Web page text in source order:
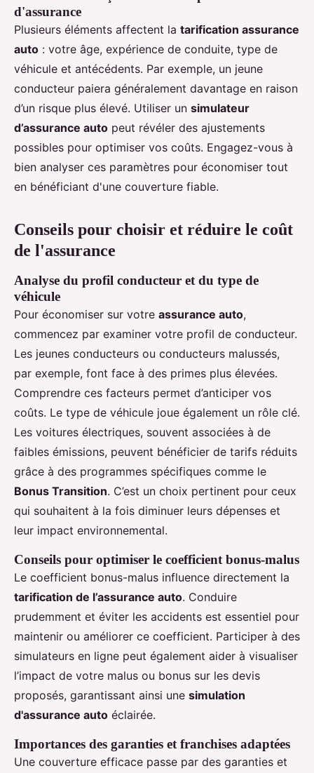
d'assurance
Plusieurs éléments affectent la tarification assurance
auto : votre âge, expérience de conduite, type de
véhicule et antécédents. Par exemple, un jeune
conducteur paiera généralement davantage en raison
d’un risque plus élevé. Utiliser un simulateur
d’assurance auto peut révéler des ajustements
possibles pour optimiser vos coûts. Engagez-vous à
bien analyser ces paramètres pour économiser tout
en bénéficiant d'une couverture fiable.
Conseils pour choisir et réduire le coût
de l'assurance
Analyse du profil conducteur et du type de
véhicule
Pour économiser sur votre assurance auto,
commencez par examiner votre profil de conducteur.
Les jeunes conducteurs ou conducteurs malussés,
par exemple, font face à des primes plus élevées.
Comprendre ces facteurs permet d’anticiper vos
coûts. Le type de véhicule joue également un rôle clé.
Les voitures électriques, souvent associées à de
faibles émissions, peuvent bénéficier de tarifs réduits
grâce à des programmes spécifiques comme le
Bonus Transition. C’est un choix pertinent pour ceux
qui souhaitent à la fois diminuer leurs dépenses et
leur impact environnemental.
Conseils pour optimiser le coefficient bonus-malus
Le coefficient bonus-malus influence directement la
tarification de l’assurance auto. Conduire
prudemment et éviter les accidents est essentiel pour
maintenir ou améliorer ce coefficient. Participer à des
simulateurs en ligne peut également aider à visualiser
l’impact de votre malus ou bonus sur les devis
proposés, garantissant ainsi une simulation
d'assurance auto éclairée.
Importances des garanties et franchises adaptées
Une couverture efficace passe par des garanties et